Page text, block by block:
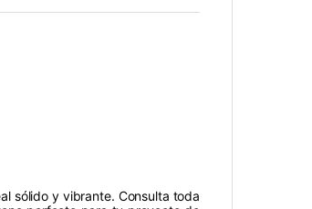
sólido y vibrante. Consulta toda